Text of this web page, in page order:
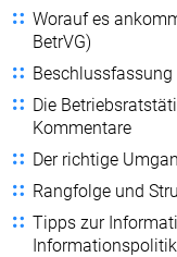
Worauf es
BetrVG)
Die
Kommentare
Der richtige
Rangfolge und
Tipps zur
Informationspolitik